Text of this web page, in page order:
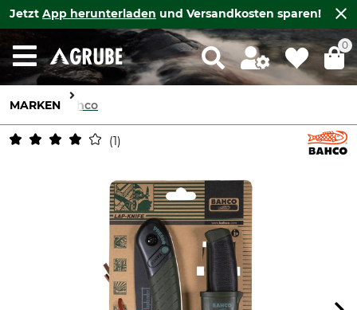
Jetzt App herunterladen und Versandkosten sparen!
0
MARKEN Bahco
1